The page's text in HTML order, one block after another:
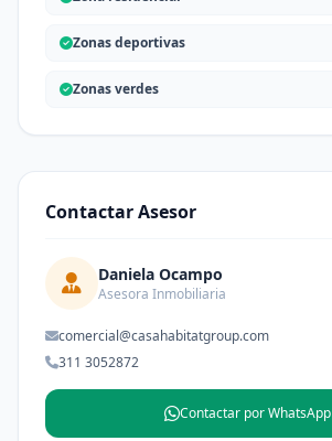
Zonas deportivas
Zonas verdes
Contactar Asesor
Daniela Ocampo
Asesora Inmobiliaria
comercial@casahabitatgroup.com
311 3052872
Contactar por WhatsApp